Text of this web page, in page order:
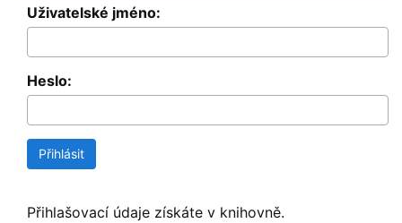
Uživatelské jméno:
Heslo:
Přihlašovací údaje získáte v knihovně.